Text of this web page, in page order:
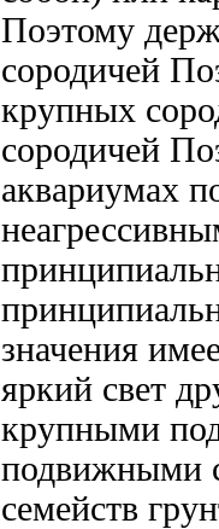
Поэтому
сородичей
крупных
сородичей
аквариумах
значения
яркий свет
крупными
подвижными
семейств